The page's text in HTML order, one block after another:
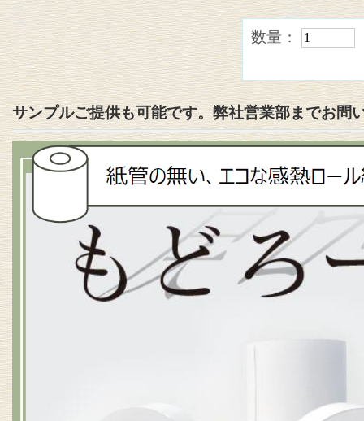
数量：
サンプルご提供も可能です。弊社営業部までお問